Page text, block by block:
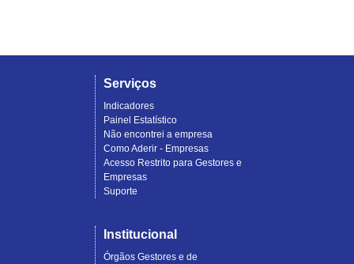
Serviços
Indicadores
Painel Estatístico
Não encontrei a empresa
Como Aderir - Empresas
Acesso Restrito para Gestores e
Empresas
Suporte
Institucional
Órgãos Gestores e de